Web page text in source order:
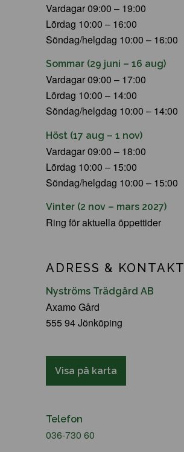
Vardagar 09:00 – 19:00
Lördag 10:00 – 16:00
Söndag/helgdag 10:00 – 16:00
Sommar (29 juni – 16 aug)
Vardagar 09:00 – 17:00
Lördag 10:00 – 14:00
Söndag/helgdag 10:00 – 14:00
Höst (17 aug – 1 nov)
Vardagar 09:00 – 18:00
Lördag 10:00 – 15:00
Söndag/helgdag 10:00 – 15:00
Vinter (2 nov – mars 2027)
Ring för aktuella öppettider
ADRESS & KONTAKT
Nyströms Trädgård AB
Axamo Gård
555 94 Jönköping
Visa på karta
Telefon
036-730 60